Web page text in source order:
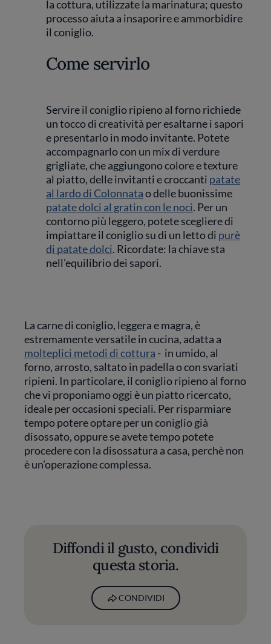
la cottura, utilizzate la marinatura; questo
processo aiuta a insaporire e ammorbidire
il coniglio.
Come servirlo
Servire il coniglio ripieno al forno richiede
un tocco di creatività per esaltarne i sapori
e presentarlo in modo invitante. Potete
accompagnarlo con un mix di verdure
grigliate, che aggiungono colore e texture
al piatto, delle invitanti e croccanti patate
al lardo di Colonnatao delle buonissime
patate dolci al gratin con le noci. Per un
contorno più leggero, potete scegliere di
impiattare il coniglio su di un letto di purè
di patate dolci. Ricordate: la chiave sta
nell'equilibrio dei sapori.
La carne di coniglio, leggera e magra, è
estremamente versatile in cucina, adatta a
molteplici metodi di cottura - in umido, al
forno, arrosto, saltato in padella o con svariati
ripieni. In particolare, il coniglio ripieno al forno
che vi proponiamo oggi è un piatto ricercato,
ideale per occasioni speciali. Per risparmiare
tempo potere optare per un coniglio già
disossato, oppure se avete tempo potete
procedere con la disossatura a casa, perchè non
è un’operazione complessa.
Diffondi il gusto, condividi
questa storia.
CONDIVIDI